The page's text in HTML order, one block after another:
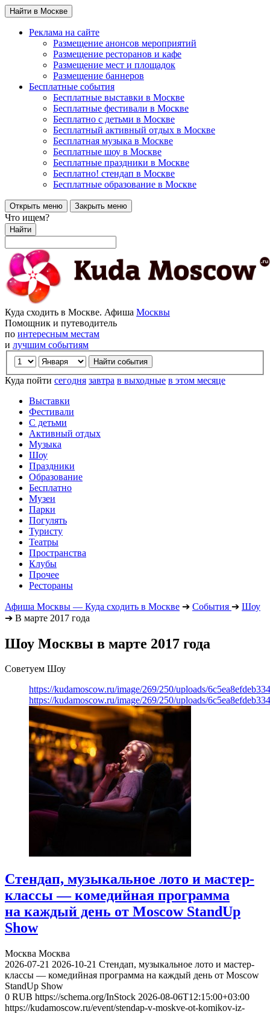
Найти в Москве
Реклама на сайте
Размещение анонсов мероприятий
Размещение ресторанов и кафе
Размещение мест и площадок
Размещение баннеров
Бесплатные события
Бесплатные выставки в Москве
Бесплатные фестивали в Москве
Бесплатно с детьми в Москве
Бесплатный активный отдых в Москве
Бесплатная музыка в Москве
Бесплатные шоу в Москве
Бесплатные праздники в Москве
Бесплатно! стендап в Москве
Бесплатные образование в Москве
Открыть меню Закрыть меню
Что ищем?
Найти
Куда сходить в Москве. Афиша Москвы
Помощник и путеводитель
по интересным местам
и лучшим событиям
Куда пойти сегодня завтра в выходные в этом месяце
Выставки
Фестивали
С детьми
Активный отдых
Музыка
Шоу
Праздники
Образование
Бесплатно
Музеи
Парки
Погулять
Туристу
Театры
Пространства
Клубы
Прочее
Рестораны
Афиша Москвы — Куда сходить в Москве ➔ События ➔ Шоу
➔ В марте 2017 года
Шоу Москвы в марте 2017 года
Советуем Шоу
https://kudamoscow.ru/image/269/250/uploads/
https://kudamoscow.ru/image/269/250/uploads/
Стендап, музыкальное лото и мастер-
классы — комедийная программа
на каждый день от Moscow StandUp
Show
Москва Москва
2026-07-21 2026-10-21 Стендап, музыкальное лото и мастер-
классы — комедийная программа на каждый день от Moscow
StandUp Show
0 RUB https://schema.org/InStock 2026-08-06T12:15:00+03:00
https://kudamoscow.ru/event/stendap-v-moskve-ot-komikov-iz-